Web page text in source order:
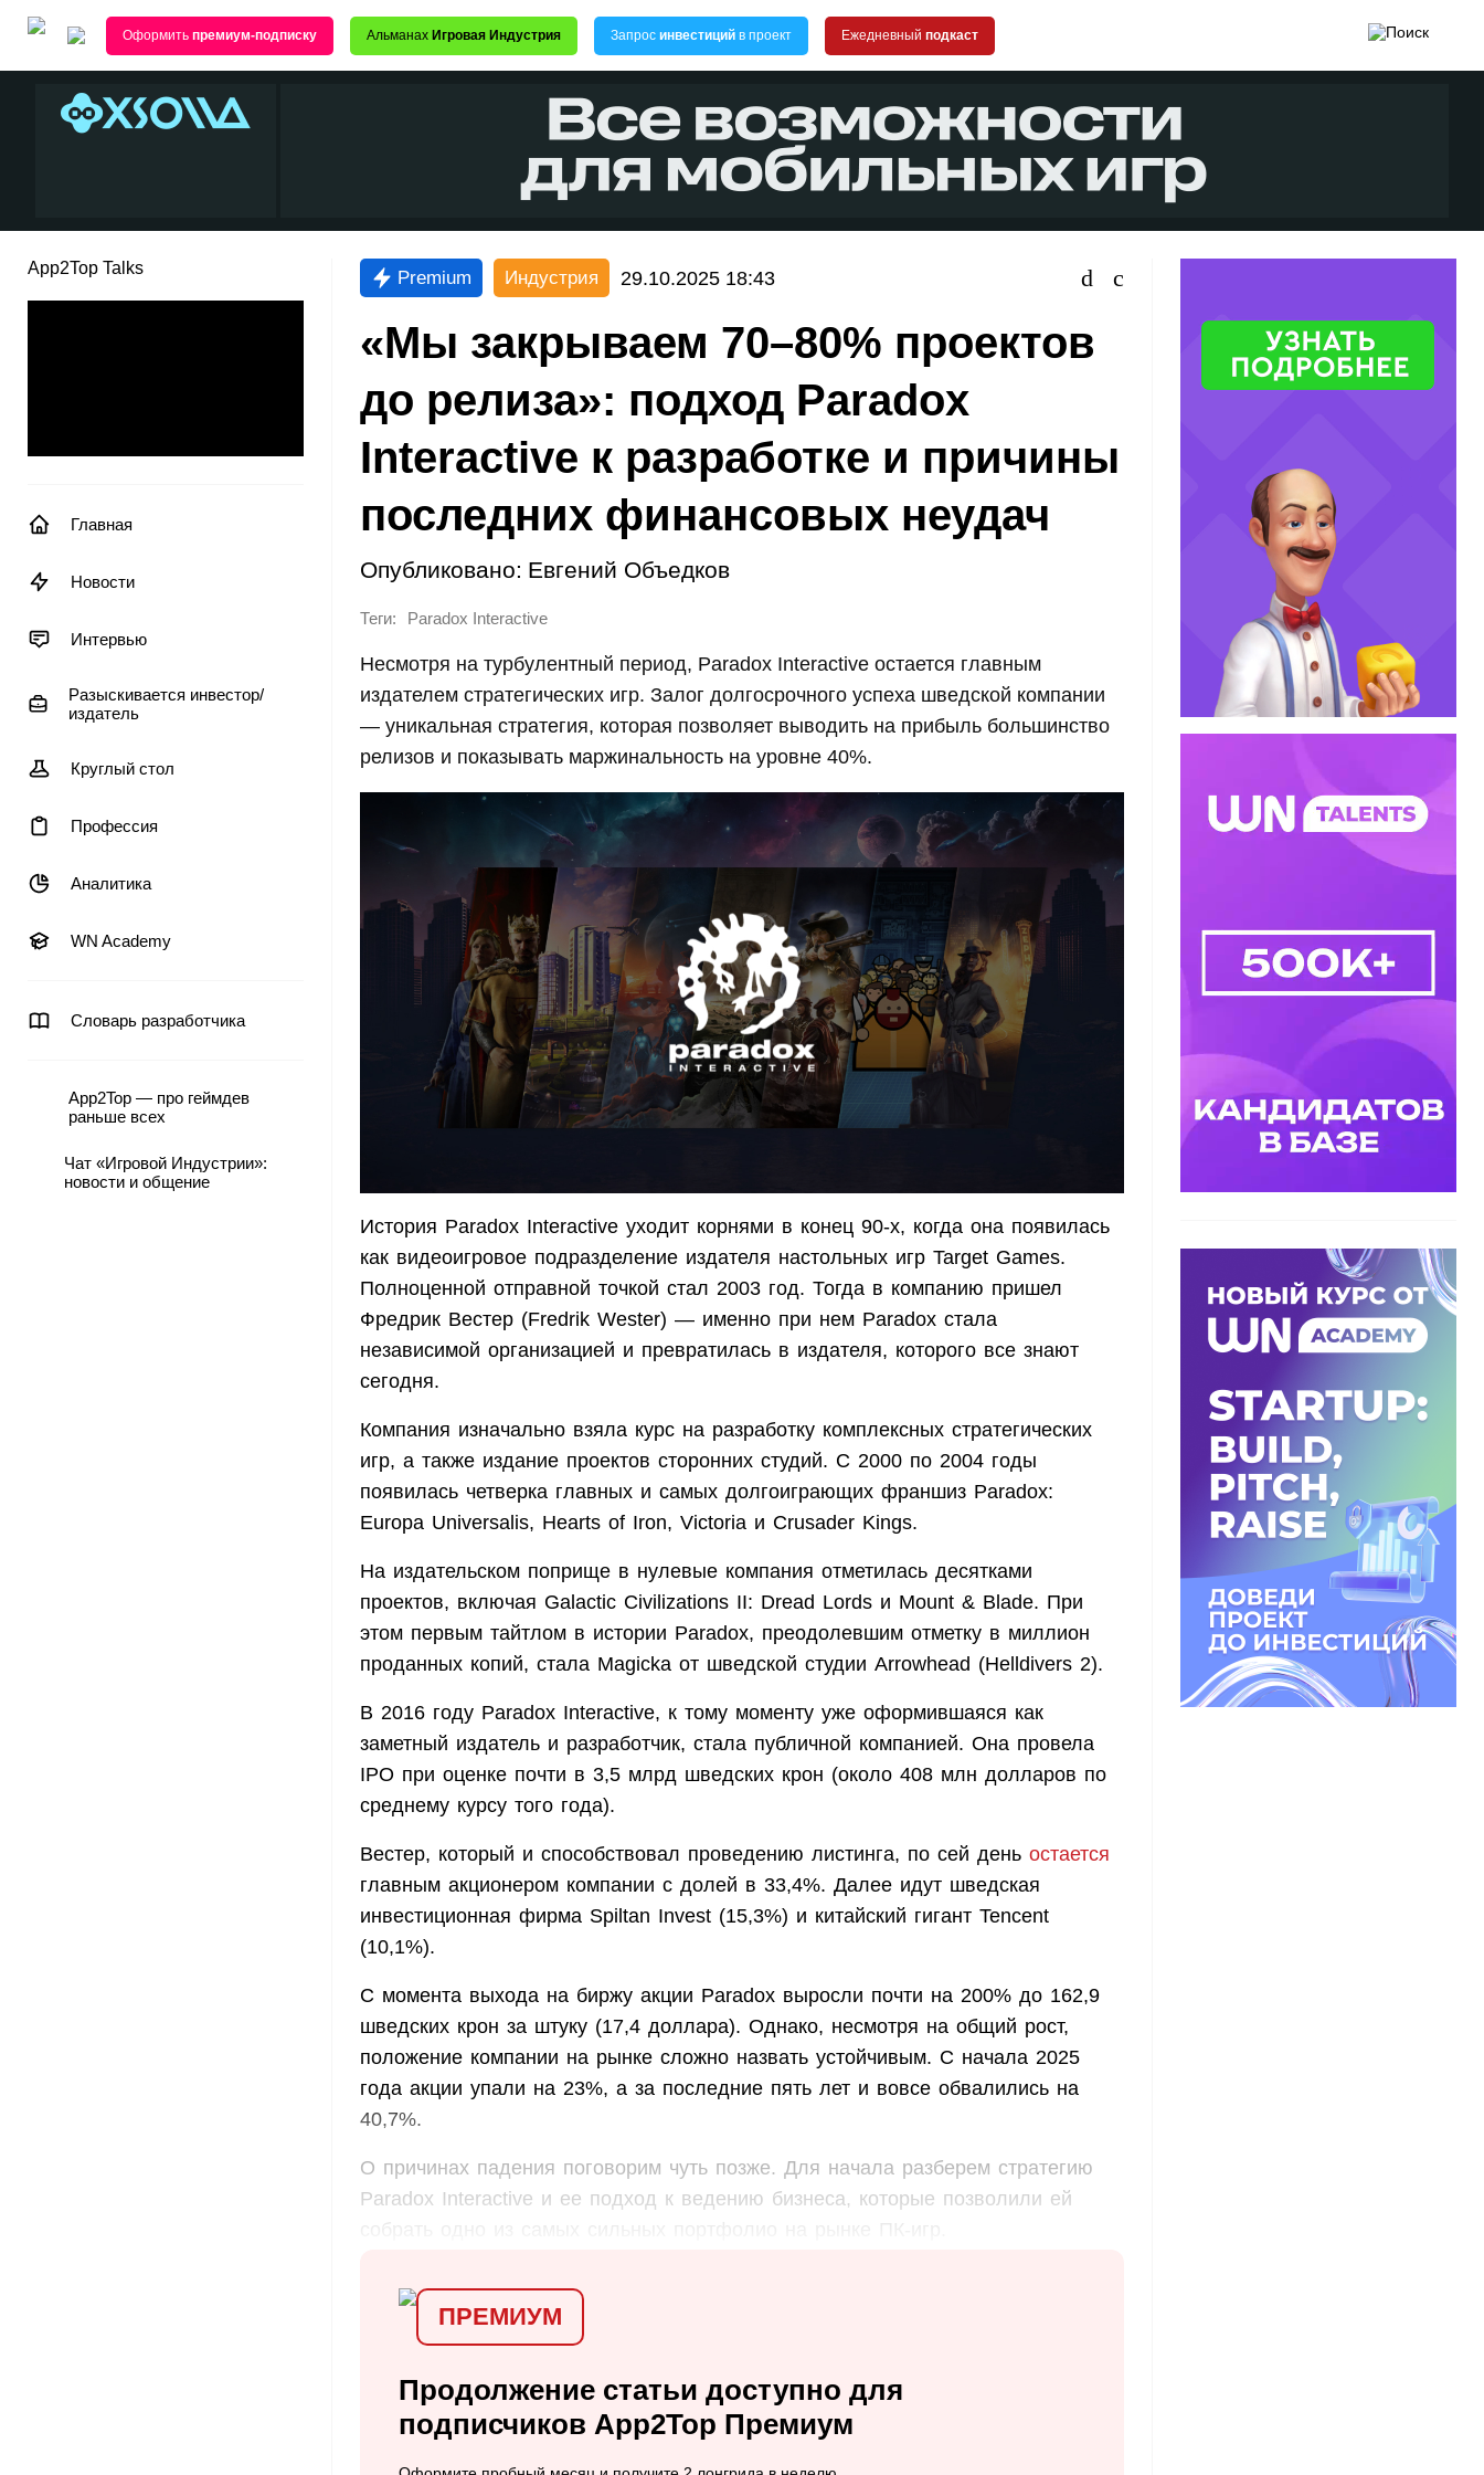
Оформить премиум-подписку Альманах Игровая Индустрия Запрос инвестиций в проект Ежедневный подкаст
App2Top Talks
Главная
Новости
Интервью
Разыскивается инвестор/
издатель
Круглый стол
Профессия
Аналитика
WN Academy
Словарь разработчика
App2Top — про геймдев
раньше всех
Чат «Игровой Индустрии»:
новости и общение
Premium Индустрия 29.10.2025 18:43
«Мы закрываем 70–80% проектов
до релиза»: подход Paradox
Interactive к разработке и причины
последних финансовых неудач
Опубликовано: Евгений Объедков
Теги: Paradox Interactive
Несмотря на турбулентный период, Paradox Interactive остается главным
издателем стратегических игр. Залог долгосрочного успеха шведской компании
— уникальная стратегия, которая позволяет выводить на прибыль большинство
релизов и показывать маржинальность на уровне 40%.
История Paradox Interactive уходит корнями в конец 90-х, когда она появилась
как видеоигровое подразделение издателя настольных игр Target Games.
Полноценной отправной точкой стал 2003 год. Тогда в компанию пришел
Фредрик Вестер (Fredrik Wester) — именно при нем Paradox стала
независимой организацией и превратилась в издателя, которого все знают
сегодня.
Компания изначально взяла курс на разработку комплексных стратегических
игр, а также издание проектов сторонних студий. С 2000 по 2004 годы
появилась четверка главных и самых долгоиграющих франшиз Paradox:
Europa Universalis, Hearts of Iron, Victoria и Crusader Kings.
На издательском поприще в нулевые компания отметилась десятками
проектов, включая Galactic Civilizations II: Dread Lords и Mount & Blade. При
этом первым тайтлом в истории Paradox, преодолевшим отметку в миллион
проданных копий, стала Magicka от шведской студии Arrowhead (Helldivers 2).
В 2016 году Paradox Interactive, к тому моменту уже оформившаяся как
заметный издатель и разработчик, стала публичной компанией. Она провела
IPO при оценке почти в 3,5 млрд шведских крон (около 408 млн долларов по
среднему курсу того года).
Вестер, который и способствовал проведению листинга, по сей день остается
главным акционером компании с долей в 33,4%. Далее идут шведская
инвестиционная фирма Spiltan Invest (15,3%) и китайский гигант Tencent
(10,1%).
С момента выхода на биржу акции Paradox выросли почти на 200% до 162,9
шведских крон за штуку (17,4 доллара). Однако, несмотря на общий рост,
положение компании на рынке сложно назвать устойчивым. С начала 2025
года акции упали на 23%, а за последние пять лет и вовсе обвалились на
40,7%.
О причинах падения поговорим чуть позже. Для начала разберем стратегию
Paradox Interactive и ее подход к ведению бизнеса, которые позволили ей
ПРЕМИУМ
Продолжение статьи доступно для
подписчиков App2Top Премиум